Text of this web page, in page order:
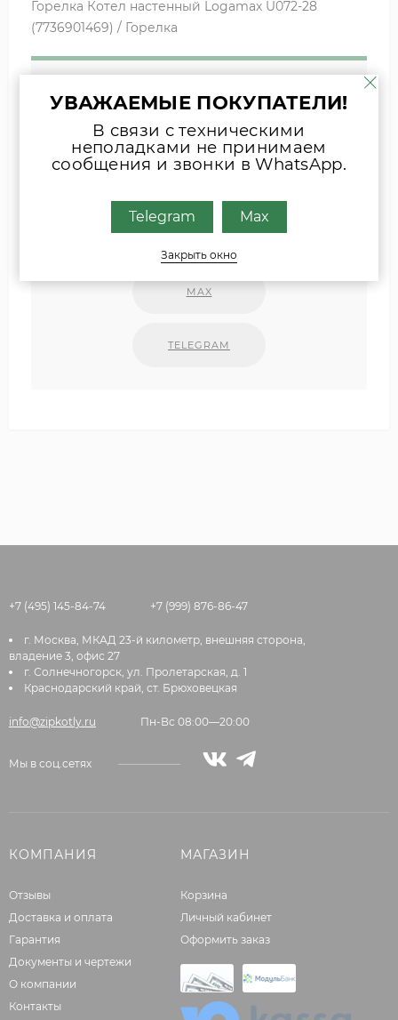
Горелка Котел настенный Logamax U072-28
(7736901469) / Горелка
комплектующих, присылайте фото
шильда оборудования или запчасти
удобным для Вас способом
MAX
TELEGRAM
+7 (495) 145-84-74 +7 (999) 876-86-47
г. Москва, МКАД 23-й километр, внешняя сторона,
владение 3, офис 27
г. Солнечногорск, ул. Пролетарская, д. 1
Краснодарский край, ст. Брюховецкая
info@zipkotly.ru Пн-Вс 08:00—20:00
Мы в соц.сетях
КОМПАНИЯ
Отзывы
Доставка и оплата
Гарантия
Документы и чертежи
О компании
Контакты
МАГАЗИН
Корзина
Личный кабинет
Оформить заказ
УВАЖАЕМЫЕ ПОКУПАТЕЛИ!
В связи с техническими
неполадками не принимаем
сообщения и звонки в WhatsApp.
Telegram Max
Закрыть окно